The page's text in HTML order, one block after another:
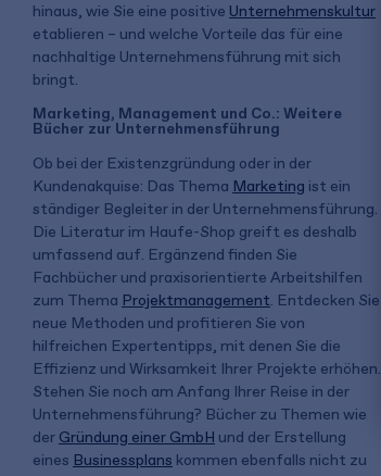
hinaus, wie Sie eine positive Unternehmenskultur
etablieren – und welche Vorteile das für eine
nachhaltige Unternehmensführung mit sich
bringt.
Marketing, Management und Co.: Weitere
Bücher zur Unternehmensführung
Ob bei der Existenzgründung oder in der
Kundenakquise: Das Thema Marketing ist ein
ständiger Begleiter in der Unternehmensführung.
Die Literatur im Haufe-Shop greift es deshalb
umfassend auf. Ergänzend finden Sie
Fachbücher und praxisorientierte Arbeitshilfen
zum Thema Projektmanagement. Entdecken Sie
neue Methoden und profitieren Sie von
hilfreichen Expertentipps, mit denen Sie die
Effizienz und Wirksamkeit Ihrer Projekte erhöhen.
Stehen Sie noch am Anfang Ihrer Reise in der
Unternehmensführung? Bücher zu Themen wie
der Gründung einer GmbH und der Erstellung
eines Businessplans kommen ebenfalls nicht zu